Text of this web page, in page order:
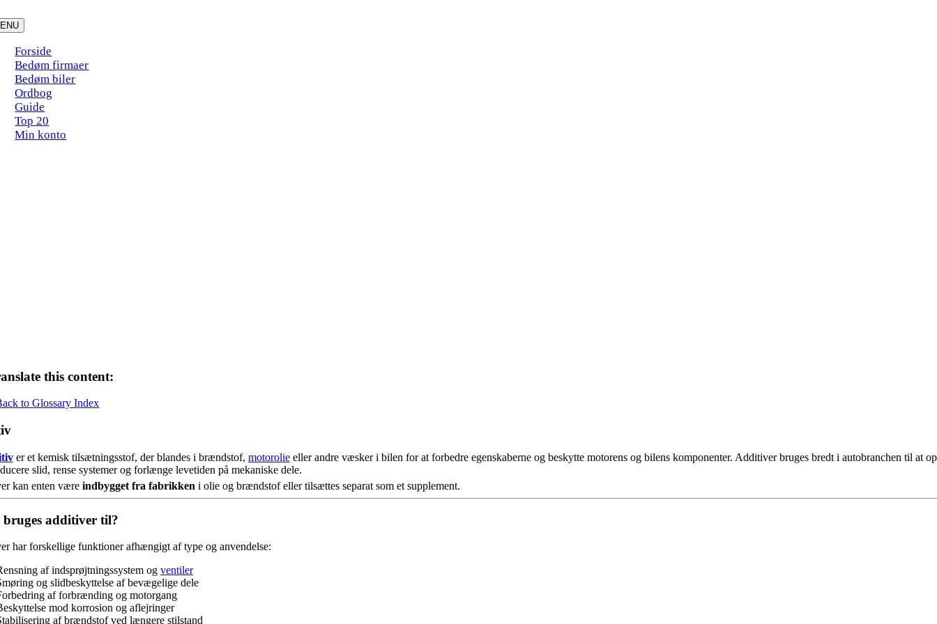
to
content
Forside
Bedøm firmaer
Bedøm biler
Ordbog
Guide
Top 20
Min konto
this content:
to Glossary Index
er et kemisk tilsætningsstof, der blandes i brændstof, motorolieeller andre væsker i bilen for at forbedre egenskaberne og beskytte motorens og bilens komponenter. Additiver bruges bredt i autobranchen til at
slid, rense systemer og forlænge levetiden på mekaniske dele.
kan enten være indbygget fra fabrikken i olie og brændstof eller tilsættes separat som et supplement.
additiver til?
har forskellige funktioner afhængigt af type og anvendelse:
af indsprøjtningssystem og ventiler
og slidbeskyttelse af bevægelige dele
af forbrænding og motorgang
mod korrosion og aflejringer
af brændstof ved længere stilstand